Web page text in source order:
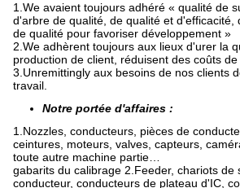
1.We avaient toujours adhéré « qualité de
d'arbre de qualité, de qualité et d'efficacité,
de qualité pour favoriser développement »
2.We adhèrent toujours aux lieux d'urer la
production de client, réduisent des coûts
3.Unremittingly aux besoins de nos clients
travail.
Notre portée d'affaires :
1.Nozzles, conducteurs, pièces de
ceintures, moteurs, valves, capteurs,
toute autre machine partie…
gabarits du calibrage 2.Feeder, chariots de
conducteur, conducteurs de plateau d'IC,